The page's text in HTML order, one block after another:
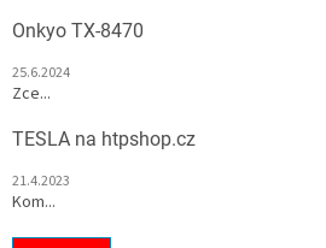
Onkyo TX-8470
25.6.2024
Zce...
TESLA na htpshop.cz
21.4.2023
Kom...